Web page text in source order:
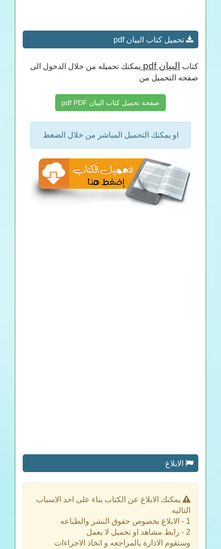
تحميل كتاب البيان pdf
كتاب البيان pdf
يمكنك تحميله من خلال الدخول الى
صفحه التحميل من
صفحة تحميل كتاب البيان pdf PDF
او يمكنك التحميل المباشر من خلال الضغط
الابلاغ
يمكنك الابلاغ عن الكتاب بناء على احد الاسباب
التاليه
1 - الابلاغ بخصوص حقوق النشر والطباعه
2 - رابط مشاهد او تحميل لا يعمل
وستقوم الادارة بالمراجعه و اتخاذ الاجراءات